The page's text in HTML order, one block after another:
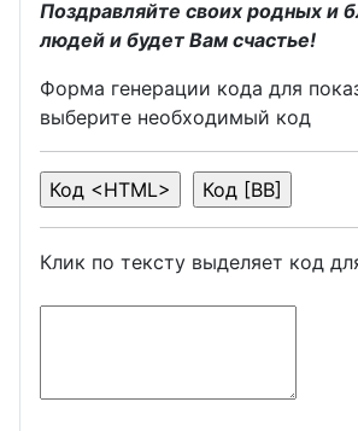
Поздравляйте своих родных и
людей и будет Вам счастье!
Форма генерации кода для
выберите необходимый код
Клик по тексту выделяет код